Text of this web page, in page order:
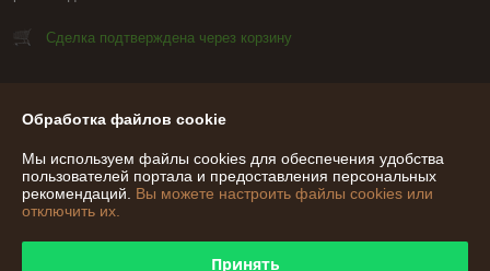
Сделка подтверждена через корзину
О нас
Контакты
Обработка файлов cookie
Мы используем файлы cookies для обеспечения удобства
пользователей портала и предоставления персональных
рекомендаций. Вы можете настроить файлы cookies или
отключить их.
Принять